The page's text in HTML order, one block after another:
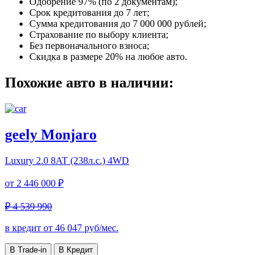
Срок кредитования до 7 лет;
Сумма кредитования до 7 000 000 рублей;
Страхование по выбору клиента;
Без первоначального взноса;
Скидка в размере 20% на любое авто.
Похожие авто в наличии:
geely Monjaro
Luxury 2.0 8AT (238л.с.) 4WD
от 2 446 000 ₽
₽ 4 539 990
в кредит от 46 047 руб/мес.
В Trade-in В Кредит